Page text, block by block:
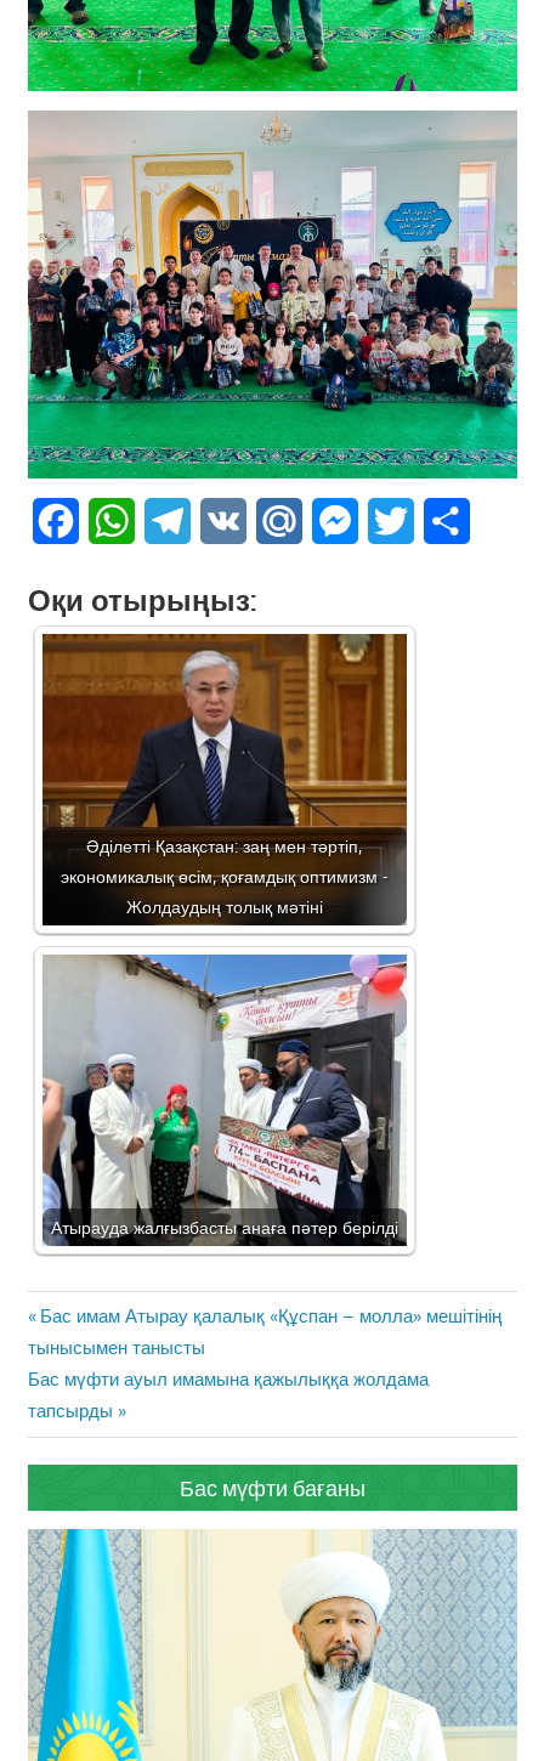
FacebookWhatsAppTelegram
VK Mail.Ru Messenger
Twitter
Оқи отырыңыз:
Әділетті Қазақстан: заң мен тәртіп,
экономикалық өсім, қоғамдық оптимизм -
Жолдаудың толық мәтіні
Атырауда жалғызбасты анаға пәтер берілді
Жазба
навигациясы
Previous
Post:
Бас имам Атырау қалалық «Құспан – молла» мешітінің
тынысымен танысты
Next
Post:
Бас мүфти ауыл имамына қажылыққа жолдама
тапсырды
Бас мүфти бағаны